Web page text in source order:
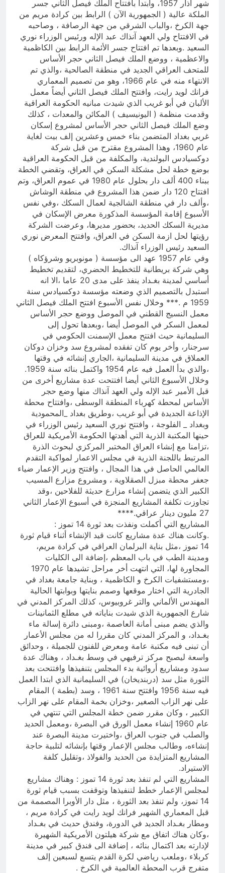
شهر آذار 1957، وابتدأ بافتتاح الملك فيصل الثاني جسر
الملكة عالية ( الجمهورية الآن ) الرابط بين كرادة مريم من
جهة الكرخ ،والباب الشرقي من جهة الرصافة ، وصاحبه
في الافتتاح ولي العهد آنذاك عبد الإله ورئيس الوزراء نوري
السعيد .وبعدها تم افتتاح جسر الأئمة الرابط بين الكاظمية
والاعظمية ، ووضع الملك فيصل الثاني حجر الأساس
للمتحف العراقي الجديد في منطقة الصالحية ،والذي تم
الانتهاء منه في عام 1966، وهو من تصميم المعماري
فرانك لويد رايت، وافتتح الملك فيصل الثاني أيضاً معمل
الألبان في أبو غريب الذي شيدت مبانيه الحكومة العراقية
وقدمت منظمة ( اليونيسيف ) المكائن والمعدات ، كذلك
وضع الملك فيصل الثاني حجر الأساس لمشروع إسكان
غربي بغداد المتضمن بناء خمس وعشرين إلف بيت لغاية
عام 1960، وهذا المشروع مقترح من قبل شركة
دوكسيادس البولندية، والمكلفة من قبل الحكومة العراقية
بوضع خطة لحل مشكلة السكن في العراق، وتقضي الخطة
ببناء 400 ألف دار بحلول عام 1980 في عموم العراق، وتم
افتتاح 120 دار ضمن هذا المشروع في منطقة الوشاش
،وألف دار في منطقة الشالجية لعمال السكك ،وفي نفس
الأسبوع إقامة المؤسسة المذكورة معرض الإسكان في
مديرية السكك الحديد، بحضور مديرها، وعرضت الشركة
رؤيتها لحل ازمة السكن في العراق، وافتتح المعرض نوري
السعيد رئيس الوزراء آنذاك.
وفي عام 1957 عهد الى مؤسسة ( مونوبريو وشرؤكاه )
وهي شركة بريطانية للتخطيط الحضري، لتقديم تخطيط
أساسي لمدينة بغـداد ينفذ على مدى 20 عاما ،الا انه
استبدل بالتصميم الذي وضعته مؤسسة دوكسيادس سنة
1959 م .*** وخلال نفس الأسبوع افتتح الملك فيصل الثاني
معمل النسيج القطني في الموصل ووضع حجر الأساس
لمعمل السكر في الموصل أيضا ،وبعدها تحول إلى
السليمانية حيث افتتح معمل الإسمنت الحكومي في
سرجنار، وأخر يوم كان تفقده لمشروع سد وخزان دوكان
العملاق في مدينة السليمانية ،الجاري إنشائه في وقتها
،والذي بدأ العمل فيه عام 1954 واكتمل بنائه سنة 1959.
وخلال الأسبوع الثاني أيضا افتتحت عدة مشاريع أخرى من
قبل الأمير عبد الإله ولي العهد آنذاك منها وضع حجر
الأساس لمحطة كهرباء المنطقة الوسطى ،وافتتاح محطة
الإذاعة الجديدة في أبو غريب ،وطريق بغداد _المحمودية
وبغداد _ الفلوجة ، وافتتح نوري السعيد رئيس الوزراء في
حينها المكتبة الذرية التي أهدتها الحكومة الأمريكية للعراق
،تزامنا مع إنشاء العراق المختبر المركزي لبحوث الذرة
المرتبط باللجنة الذرية في مجلس الاعمار لمواكبة التقدم
العالمي الحاصل في هذا المجال ، وافتتح وزير الإعمار ضياء
جعفر محطة مبزل الصقلاوية ، ومشروع مزارع المسيب
الكبير الذي يتضمن إنشاء مزارع حديثة للفلاحين ،وقد
تجاوزت تكلفة المشاريع المنجزة في أسبوع الإعمار الثاني
27 مليون دينار عراقي.****
المشاريع التي أكملت ونفذت بعد ثورة 14 تموز :
.وكانت هناك عدة مشاريع كانت قيد الإنشاء أثناء قيام ثورة
14 تموز ،مثل بناية البرلمان العراقي في كرادة مريم،
ومدينة الطب في باب المعظم ،إضافة الى الكليات
المجاورة لها، التي انتهت أخر مراحل تشيدها عام 1970
،ومستشفيات الكرخ و الكاظمية ، وبناية جامعة بغداد في
الجادرية التي اختار موقعها وصمم بنايتها وبوابتها الحالية
المهندس الألماني والتر غروبيوس، كذلك المركز المدني في
شارع الجمهورية الذي شيدت بناياته في مطلع الثمانينات
والذي يضم مبنى أمانة العاصمة ،ومبنى دائرة إسالة ماء
بغـداد، و المركز المدني كان مقررا له من مجلس الأعمار
أن تبنى فيه مكتبة عامة ومعرض للفنون للجميلة ، وحدائق
واسعة ليصبح مركز ترفيهي في وسط بغـداد ، وهناك عدة
سدود ومشاريع أروائية بدء المجلس بتنفيذها وافتتحت بعد
الثورة مثل سد (دربنديخان) في السليمانية الذي ابتدا العمل
فيه سنة 1956 وافتتح سنة 1961 ، وسد (بطمة ) المقام
على نهر الزاب الصغير ،وخزان بخمة المقام على نهر الزاب
الكبير ، وكان مقرر ضمن خطة المجلس التي تنتهي في
عام 1960 إنشاء معمل الورق في البصرة ،ومعمل الحديد
والصلب في جنوب العراق ،واختيرت مدينة البصرة عند
إنشاءه، وطالب مجلس الإعمار وقتها بإنشائه لتلبية حاجة
المشاريع المتزايدة من الحديد والفولاذ ،وتقليل كلفة
الاستيراد.
المشاريع التي لم تنفذ بعد ثورة 14 تموز : وهناك مشاريع
لمجلس الإعمار خطط لتنفيذها وتوقفت بسبب قيام ثورة
14 تموز، ولم تنفذ بعد الثورة ، مثل دار الأوبرا المصممة من
قبل المعماري الشهير فرانك لويد رايت في كرادة مريم ،
ومطار بغـداد الجديد في الدورة، وفندق حديث في بغـداد
،وكان هناك اتفاق مع شركة هيلتون الأمريكية الشهيرة
لإدارته بعد اكتمال بنائه ، إضافة الى فندق كبير في مدينة
كربلاء ،وملعب رياضي لكرة القدم يتسع لسبعين إلف
متفرج قرب المحطة العالمية في الكرخ .